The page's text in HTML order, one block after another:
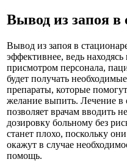
Вывод из запоя в
Вывод из запоя в
эффективнее, ведь
присмотром персонала,
будет получать
препараты, которые
желание выпить. Лечение в
позволяет врачам вводить
дозировку больному без
станет плохо, поскольку
окажут в случае
помощь.